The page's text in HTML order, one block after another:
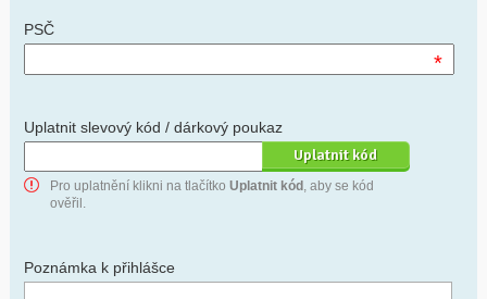
PSČ
*
Uplatnit slevový kód / dárkový poukaz
Pro uplatnění klikni na tlačítko Uplatnit kód , aby se kód
ověřil.
Poznámka k přihlášce